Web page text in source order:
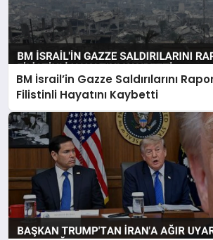
BM İsrail’in Gazze Saldırılarını
Filistinli Hayatını Kaybetti